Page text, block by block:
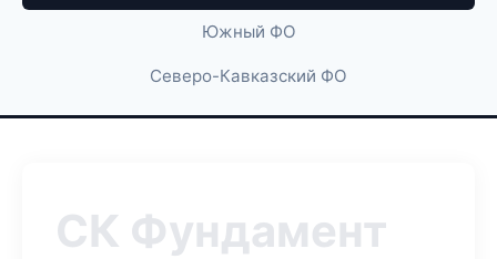
Южный ФО
Северо-Кавказский ФО
СК Фундамент